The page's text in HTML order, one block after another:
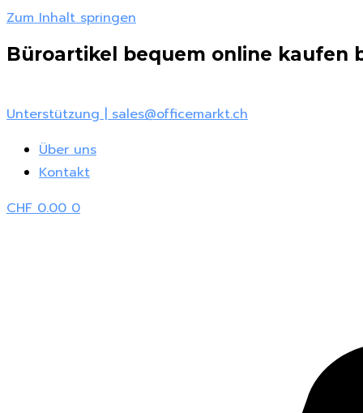
Zum Inhalt springen
Büroartikel bequem online kaufen
Unterstützung | sales@officemarkt.ch
Über uns
Kontakt
CHF0.00 0